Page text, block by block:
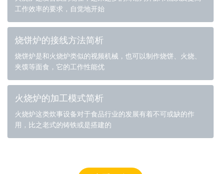
工作效率的要求，自觉地开始
烧饼炉的接线方法简析
烧饼炉是和火烧炉类似的视频机械，也可以制作烧饼、火烧、
夹馍等面食，它的工作性能优
火烧炉的加工模式简析
火烧炉这类炊事设备对于食品行业的发展有着不可或缺的作
用，比之老式的铸铁或是搭建的